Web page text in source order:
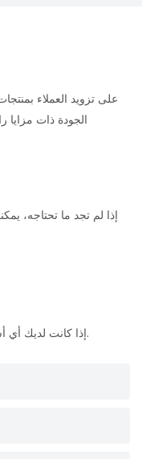
الجودة ذات مزايا
إذا لم تجد ما تحتاجه،
إذا كانت لديك أي أسئلة بخصوص طلبك، فلا تتردد في الاتصال بنا.